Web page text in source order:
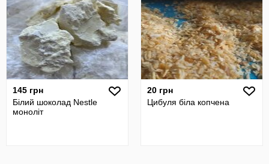
145 грн
Білий шоколад Nestle
моноліт
20 грн
Цибуля біла копчена